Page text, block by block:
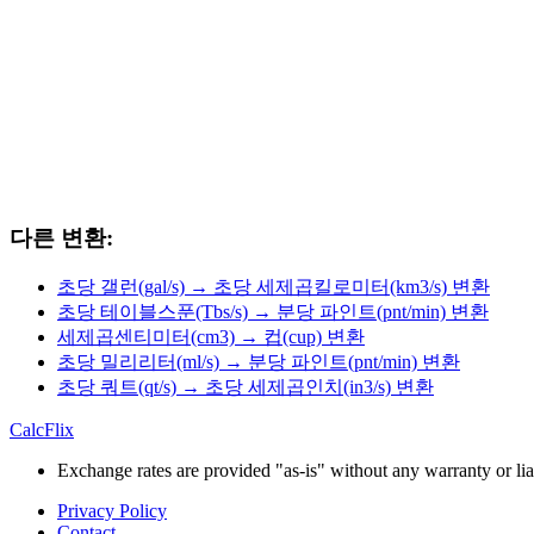
다른 변환:
초당 갤런(gal/s) → 초당 세제곱킬로미터(km3/s) 변환
초당 테이블스푼(Tbs/s) → 분당 파인트(pnt/min) 변환
세제곱센티미터(cm3) → 컵(cup) 변환
초당 밀리리터(ml/s) → 분당 파인트(pnt/min) 변환
초당 쿼트(qt/s) → 초당 세제곱인치(in3/s) 변환
CalcFlix
Exchange rates are provided "as-is" without any warranty or
Privacy Policy